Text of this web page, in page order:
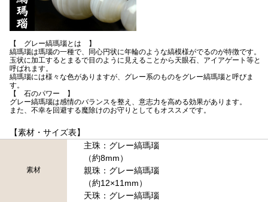
【 グレー縞瑪瑙とは 】
縞瑪瑙は瑪瑙の一種で、同心円状に年輪のような縞模様がでるのが特徴です。
玉状に加工するとまるで目のように見えることから天眼石、アイアゲート等と
呼ばれます。
縞瑪瑙には様々な色がありますが、グレー系のものをグレー縞瑪瑙と呼びま
す。
【 石のパワー 】
グレー縞瑪瑙は感情のバランスを整え、意志力を高める効果があります。
また、不幸を回避する魔除けのお守りとしてもオススメです。
【素材・サイズ表】
素材
主珠：グレー縞瑪瑙
（約8mm）
親珠：グレー縞瑪瑙
（約12×11mm）
天珠：グレー縞瑪瑙